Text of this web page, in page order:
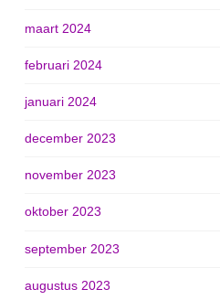
maart 2024
februari 2024
januari 2024
december 2023
november 2023
oktober 2023
september 2023
augustus 2023